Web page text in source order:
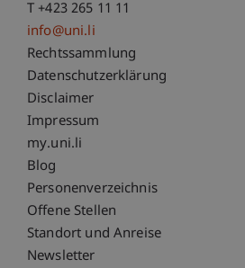
T +423 265 11 11
info@uni.li
Fußzeile Rechtliche
Rechtssammlung
Datenschutzerklärung
Disclaimer
Impressum
Fußzeile Subdomain-
my.uni.li
Blog
Personenverzeichnis
Offene Stellen
Standort und Anreise
Newsletter